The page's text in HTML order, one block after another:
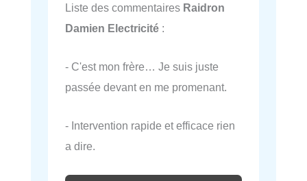
Liste des commentaires Raidron
Damien Electricité :
- C'est mon frère… Je suis juste
passée devant en me promenant.
- Intervention rapide et efficace rien
a dire.